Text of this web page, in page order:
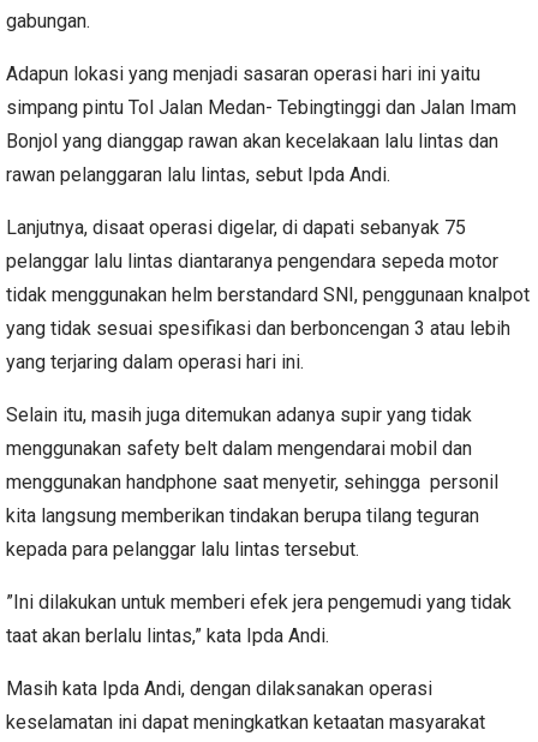
gabungan.
Adapun lokasi yang menjadi sasaran operasi hari ini yaitu
simpang pintu Tol Jalan Medan- Tebingtinggi dan Jalan Imam
Bonjol yang dianggap rawan akan kecelakaan lalu lintas dan
rawan pelanggaran lalu lintas, sebut Ipda Andi.
Lanjutnya, disaat operasi digelar, di dapati sebanyak 75
pelanggar lalu lintas diantaranya pengendara sepeda motor
tidak menggunakan helm berstandard SNI, penggunaan knalpot
yang tidak sesuai spesifikasi dan berboncengan 3 atau lebih
yang terjaring dalam operasi hari ini.
Selain itu, masih juga ditemukan adanya supir yang tidak
menggunakan safety belt dalam mengendarai mobil dan
menggunakan handphone saat menyetir, sehingga personil
kita langsung memberikan tindakan berupa tilang teguran
kepada para pelanggar lalu lintas tersebut.
”Ini dilakukan untuk memberi efek jera pengemudi yang tidak
taat akan berlalu lintas,” kata Ipda Andi.
Masih kata Ipda Andi, dengan dilaksanakan operasi
keselamatan ini dapat meningkatkan ketaatan masyarakat